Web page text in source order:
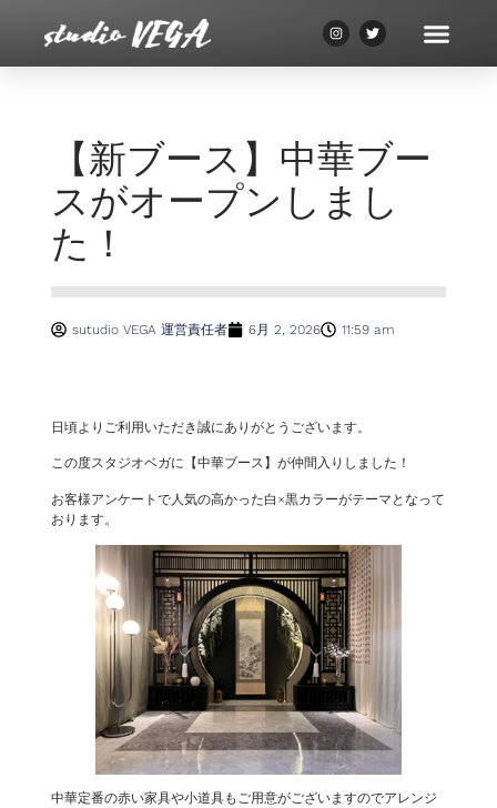
【新ブース】中華ブー
スがオープンしまし
た！
sutudio VEGA 運営責任者 6月 2, 2026 11:59 am
日頃よりご利用いただき誠にありがとうございます。
この度スタジオベガに【中華ブース】が仲間入りしました！
お客様アンケートで人気の高かった白×黒カラーがテーマとなって
おります。
中華定番の赤い家具や小道具もご用意がございますのでアレンジ